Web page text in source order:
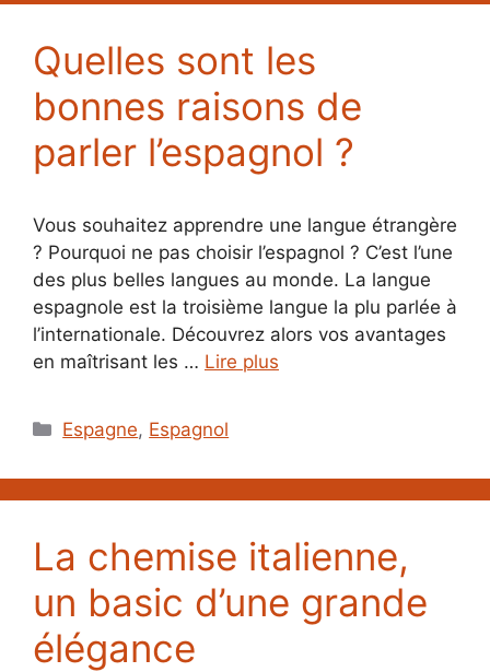
Quelles sont les
bonnes raisons de
parler l’espagnol ?
Vous souhaitez apprendre une langue étrangère
? Pourquoi ne pas choisir l’espagnol ? C’est l’une
des plus belles langues au monde. La langue
espagnole est la troisième langue la plu parlée à
l’internationale. Découvrez alors vos avantages
en maîtrisant les … Lire plus
Catégories
Espagne, Espagnol
La chemise italienne,
un basic d’une grande
élégance